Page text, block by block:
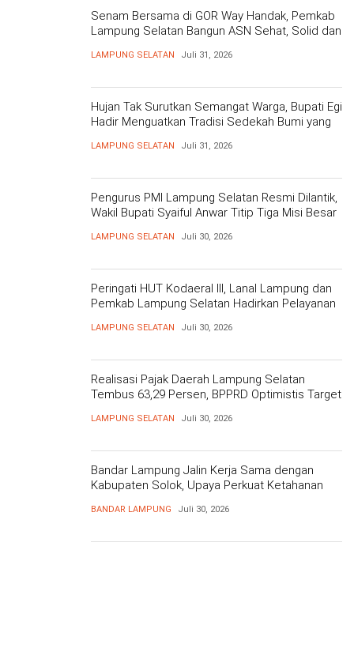
Senam Bersama di GOR Way Handak, Pemkab
Lampung Selatan Bangun ASN Sehat, Solid dan
LAMPUNG SELATAN Juli 31, 2026
Hujan Tak Surutkan Semangat Warga, Bupati Egi
Hadir Menguatkan Tradisi Sedekah Bumi yang
LAMPUNG SELATAN Juli 31, 2026
Pengurus PMI Lampung Selatan Resmi Dilantik,
Wakil Bupati Syaiful Anwar Titip Tiga Misi Besar
LAMPUNG SELATAN Juli 30, 2026
Peringati HUT Kodaeral III, Lanal Lampung dan
Pemkab Lampung Selatan Hadirkan Pelayanan
LAMPUNG SELATAN Juli 30, 2026
Realisasi Pajak Daerah Lampung Selatan
Tembus 63,29 Persen, BPPRD Optimistis Target
LAMPUNG SELATAN Juli 30, 2026
Bandar Lampung Jalin Kerja Sama dengan
Kabupaten Solok, Upaya Perkuat Ketahanan
BANDAR LAMPUNG Juli 30, 2026